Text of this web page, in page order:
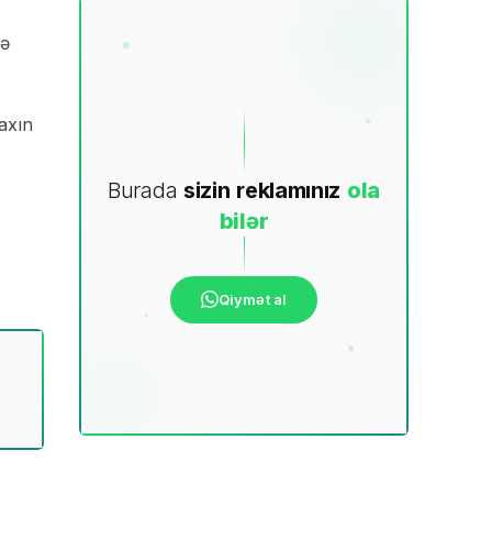
Burada sizin reklamınız ola
bilər
Qiymət al